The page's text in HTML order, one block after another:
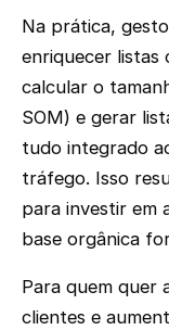
Na prática,
enriquecer listas
calcular o
SOM) e gerar
tudo integrado
tráfego. Isso
para investir em
base orgânica
Para quem quer
clientes e